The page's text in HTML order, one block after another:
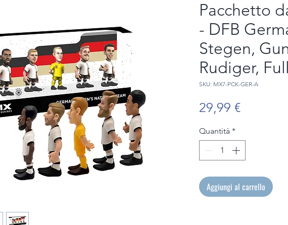
Pacchetto
- DFB
Stegen,
Rudiger,
SKU: MX7-PCK-GER-A
29,99 €Prezzo
Quantità *
Aggiungi al carrello